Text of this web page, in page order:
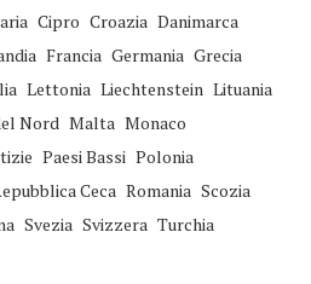
Cipro Croazia Danimarca
Francia Germania Grecia
Lettonia Liechtenstein Lituania
Nord Malta Monaco
Paesi Bassi Polonia
Ceca Romania Scozia
Svezia Svizzera Turchia